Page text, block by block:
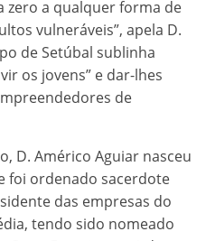
zero a qualquer forma de
vulneráveis”, apela D.
de Setúbal sublinha
os jovens” e dar-lhes
de
D. Américo Aguiar nasceu
foi ordenado sacerdote
das empresas do
tendo sido nomeado